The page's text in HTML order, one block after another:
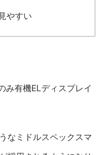
やすい
み有機ELディスプレイ
なミドルスペックスマ